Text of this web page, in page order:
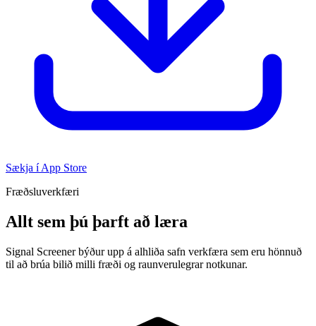
Sækja í App Store
Fræðsluverkfæri
Allt sem þú þarft að læra
Signal Screener býður upp á alhliða safn verkfæra sem eru hönnuð
til að brúa bilið milli fræði og raunverulegrar notkunar.